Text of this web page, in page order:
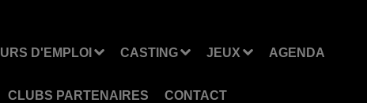
D'EMPLOI CASTING JEUX AGENDA
CLUBS PARTENAIRES CONTACT